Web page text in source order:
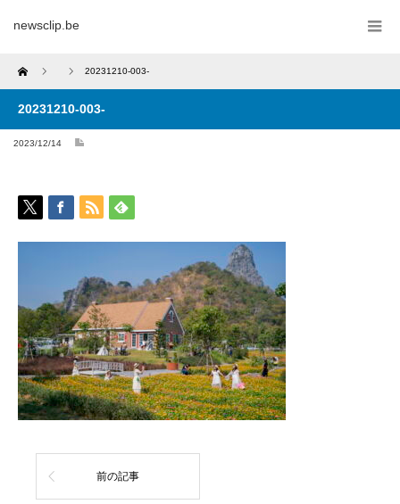
newsclip.be
Home 20231210-003-
20231210-003-
2023/12/14
前の記事